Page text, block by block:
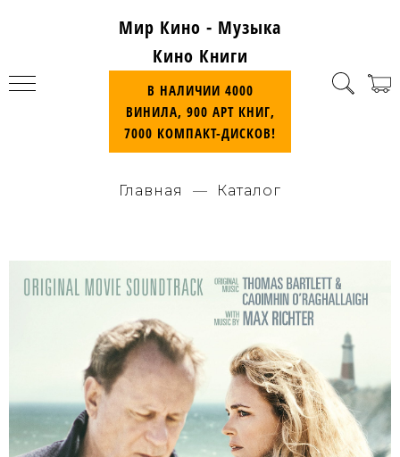
Мир Кино - Музыка
Кино Книги
В НАЛИЧИИ 4000
ВИНИЛА, 900 АРТ КНИГ,
7000 КОМПАКТ-ДИСКОВ!
Главная Каталог